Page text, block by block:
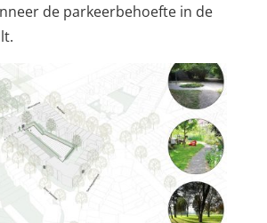
de parkeerbehoefte in de